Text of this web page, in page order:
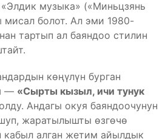
музыка» («Миньцзянь
болот. Ал эми 1980-
тартып ал баяндоо стилин
көңүлүн бурган
— «Сырты кызыл, ичи тунук
Андагы окуя баяндоочунун
жаратылышты өзгөчө
кабыл алган жетим айылдык